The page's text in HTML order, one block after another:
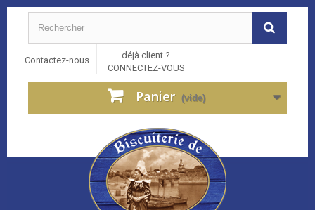
Contactez-nous
déjà client ?
CONNECTEZ-VOUS
Panier (vide)